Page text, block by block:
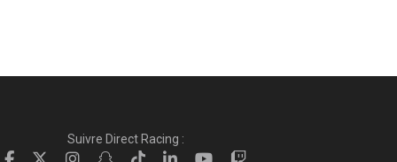
Suivre Direct Racing :